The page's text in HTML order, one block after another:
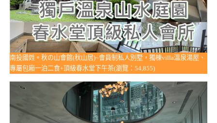
南投國姓。秋の山會館(秋山居)~會員制私人別墅，獨棟villa溫泉湯屋、
專屬包廂一泊二食+頂級春水堂下午茶(瀏覽：54,855)